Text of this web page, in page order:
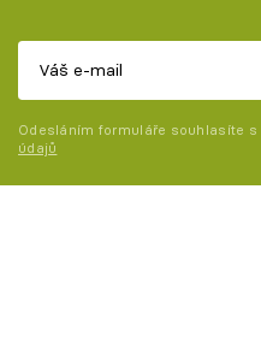
Odesláním formuláře souhlasíte s
údajů